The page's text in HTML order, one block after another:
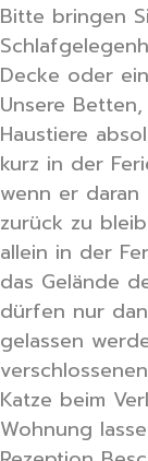
Bitte bringen
Decke oder
Unsere
Haustiere
kurz in der
wenn er
zurück zu
allein in der
das Gelände
dürfen nur
gelassen
Katze beim
Wohnung